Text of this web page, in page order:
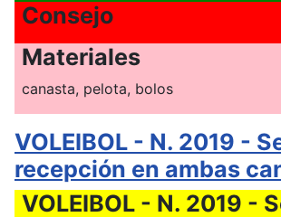
Consejo
Materiales
canasta, pelota, bolos
VOLEIBOL - N. 2019 -
recepción en ambas
VOLEIBOL - N. 2019 -